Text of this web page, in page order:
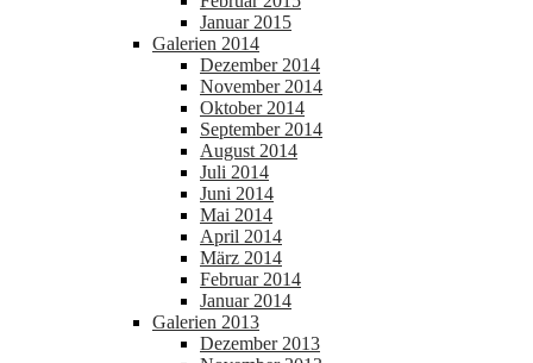
Januar 2015
Galerien 2014
Dezember 2014
November 2014
Oktober 2014
September 2014
August 2014
Juli 2014
Juni 2014
Mai 2014
April 2014
März 2014
Februar 2014
Januar 2014
Galerien 2013
Dezember 2013